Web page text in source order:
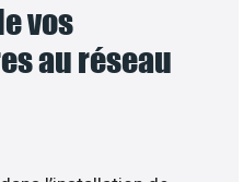
vos
au réseau